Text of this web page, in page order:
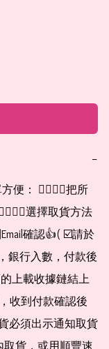
−
： 👉🏻👉🏻把所
選擇取貨方法
確認👍( ☑️請於
銀行入數，付款後
上載收據鏈結上
收到付款確認後
必須出示通知取貨
取貨，或用順豐速